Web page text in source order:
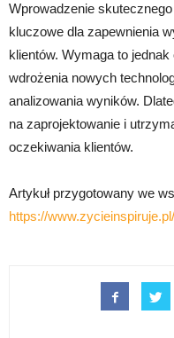
Wprowadzenie
kluczowe dla zapewnienia
klientów. Wymaga to
wdrożenia nowych
analizowania wyników.
na zaprojektowanie i
oczekiwania klientów.
Artykuł przygotowany we
https://www.zycieinspiruje.pl/